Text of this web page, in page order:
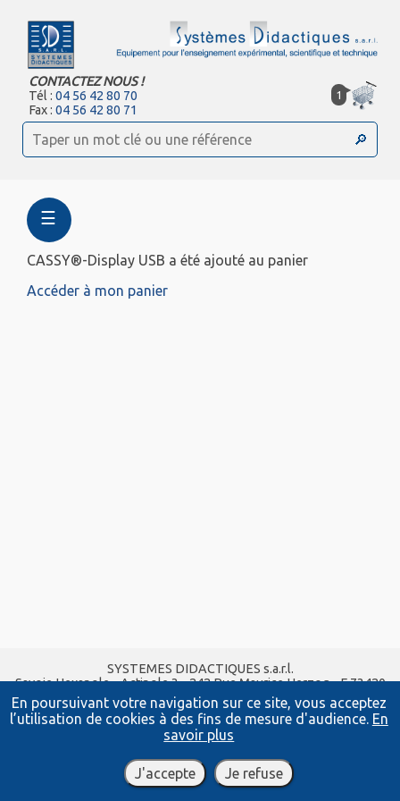
En poursuivant votre navigation sur ce site, vous acceptez
l’utilisation de cookies à des fins de mesure d'audience. En
savoir plus
J'accepte Je refuse
CONTACTEZ NOUS !
Tél :04 56 42 80 70
Fax :04 56 42 80 71
1
☰
CASSY®-Display USB a été ajouté au panier
Accéder à mon panier
SYSTEMES DIDACTIQUES s.a.r.l.
Savoie Hexapole - Actipole 3 - 242 Rue Maurice Herzog - F 73420
VIVIERS DU LAC
Tel : 04 56 42 80 70| Fax :04 56 42 80 71
xavier.granjon@systemes-didactiques.fr
www.systemes-didactiques.fr